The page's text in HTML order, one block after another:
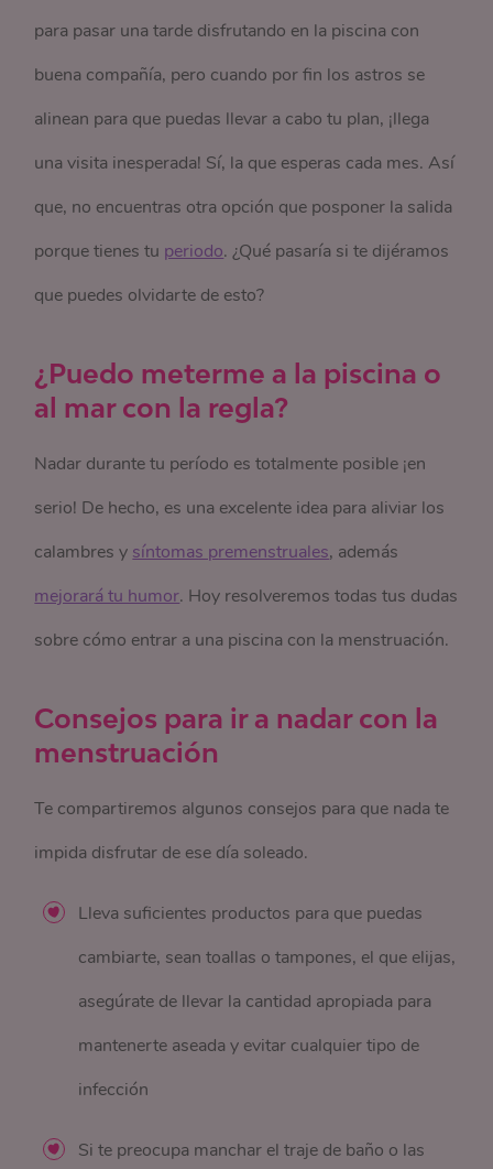
para pasar una tarde disfrutando en la piscina con
buena compañía, pero cuando por fin los astros se
alinean para que puedas llevar a cabo tu plan, ¡llega
una visita inesperada! Sí, la que esperas cada mes. Así
que, no encuentras otra opción que posponer la salida
porque tienes tu periodo. ¿Qué pasaría si te dijéramos
que puedes olvidarte de esto?
¿Puedo meterme a la piscina o
al mar con la regla?
Nadar durante tu período es totalmente posible ¡en
serio! De hecho, es una excelente idea para aliviar los
calambres y síntomas premenstruales, además
mejorará tu humor. Hoy resolveremos todas tus dudas
sobre cómo entrar a una piscina con la menstruación.
Consejos para ir a nadar con la
menstruación
Te compartiremos algunos consejos para que nada te
impida disfrutar de ese día soleado.
Lleva suficientes productos para que puedas
cambiarte, sean toallas o tampones, el que elijas,
asegúrate de llevar la cantidad apropiada para
mantenerte aseada y evitar cualquier tipo de
infección
Si te preocupa manchar el traje de baño o las